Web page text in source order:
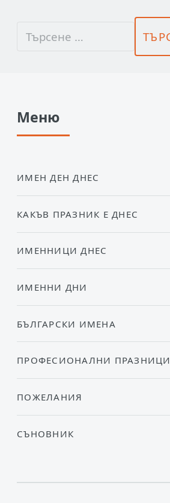
Меню
ИМЕН ДЕН ДНЕС
КАКЪВ ПРАЗНИК Е ДНЕС
ИМЕННИЦИ ДНЕС
ИМЕННИ ДНИ
БЪЛГАРСКИ ИМЕНА
ПРОФЕСИОНАЛНИ ПРАЗНИЦИ
ПОЖЕЛАНИЯ
СЪНОВНИК